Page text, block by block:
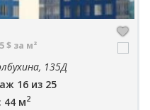
$ за м²
135Д
16 из 25
м2